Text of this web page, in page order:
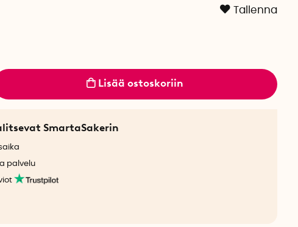
Tallenna
Lisää ostoskoriin
SmartaSakerin
palvelu